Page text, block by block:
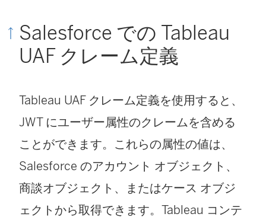
Salesforce での Tableau
UAF クレーム定義
Tableau UAF クレーム定義を使用すると、
JWT にユーザー属性のクレームを含める
ことができます。これらの属性の値は、
Salesforce のアカウント オブジェクト、
商談オブジェクト、またはケース オブジ
ェクトから取得できます。Tableau コンテ